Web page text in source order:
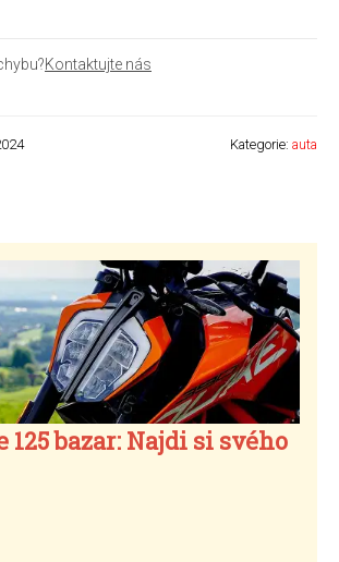
Kontaktujte nás
Kategorie: auta
125 bazar: Najdi si svého